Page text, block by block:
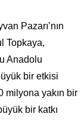
Pazarı’nın
Topkaya,
Anadolu
bir etkisi
milyona yakın bir
bir katkı